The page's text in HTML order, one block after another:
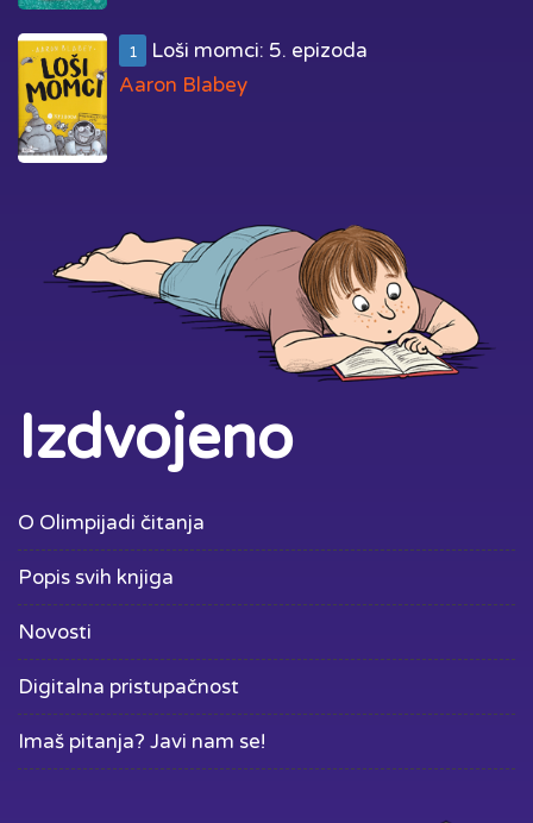
1
Loši momci: 5. epizoda
Aaron Blabey
Izdvojeno
O Olimpijadi čitanja
Popis svih knjiga
Novosti
Digitalna pristupačnost
Imaš pitanja? Javi nam se!